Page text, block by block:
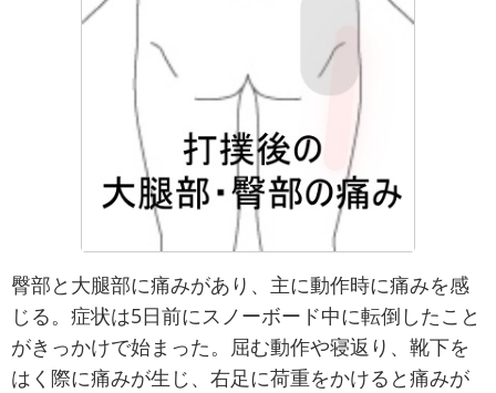
臀部と大腿部に痛みがあり、主に動作時に痛みを感
じる。症状は5日前にスノーボード中に転倒したこと
がきっかけで始まった。屈む動作や寝返り、靴下を
はく際に痛みが生じ、右足に荷重をかけると痛みが